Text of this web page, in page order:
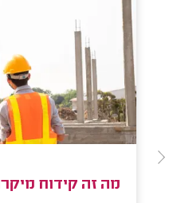
מה זה קידוח